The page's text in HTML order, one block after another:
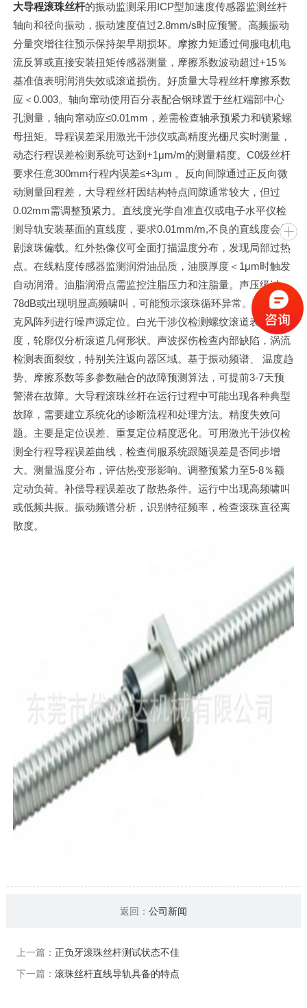
大导程滚珠丝杆的振动监测采用ICP型加速度传感器监测丝杆
轴向和径向振动，振动速度值过2.8mm/s时应预警。高频振动
分量突增往往预示保持架早期损坏。摩擦力矩通过伺服电机电
流反算或直接安装扭矩传感器测量，摩擦系数波动超过+15％
基准值表明润消失效或滚道损伤。好质量大导程丝杆摩擦系数
应＜0.003。轴向窜动使用百分表配合钢球置于丝杠端部中心
孔测量，轴向窜动应≤0.01mm，差需检查轴承预紧力和锁紧螺
母扭矩。导程误差采用激光干涉仪或高精度光栅尺实时测量，
动态行程误差检测系统可达到+1μm/m的测量精度。C0级丝杆
要求任意300mm行程内误差≤+3μm 。反向间隙通过正反向微
动测量回程差，大导程丝杆因结构特点间隙通常较大，但过
0.02mm需调整预紧力。直线度光学自准直仪或电子水平仪检
测导轨安装基面的直线度，要求0.01mm/m,不良的直线度会加
剧滚珠偏载。红外热像仪可全面打描温度分布，发现局部过热
点。在线粘度传感器监测润滑油品质，油膜厚度＜1μm时触发
自动润滑。油脂润滑点需监控注脂压力和注脂量。声压级过
78dB或出现明显高频啸叫，可能预示滚珠循环异常。可采用麦
克风阵列进行噪声源定位。白光干涉仪检测螺纹滚道表面粗糙
度，轮廓仪分析滚道几何形状。声波探伤检查内部缺陷，涡流
检测表面裂纹，特别关注返向器区域。基于振动频谱、 温度趋
势、摩擦系数等多参数融合的故障预测算法，可提前3-7天预
警潜在故障。大导程滚珠丝杆在运行过程中可能出现各种典型
故障，需要建立系统化的诊断流程和处理方法。精度失效问
题。主要是定位误差、重复定位精度恶化。可用激光干涉仪检
测全行程导程误差曲线，检查伺服系统跟随误差是否同步增
大。测量温度分布，评估热变形影响。调整预紧力至5-8％额
定动负荷。补偿导程误差改了散热条件。运行中出现高频啸叫
或低频共振。振动频谱分析，识别特征频率，检查滚珠直径离
散度。
返回： 公司新闻
上一篇： 正负牙滚珠丝杆测试状态不佳
下一篇： 滚珠丝杆直线导轨具备的特点